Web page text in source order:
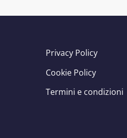
Privacy Policy
Cookie Policy
Termini e condizioni